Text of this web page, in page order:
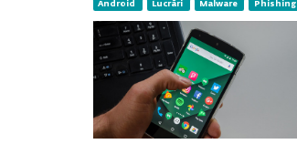
Android Lucrări Malware Phishing